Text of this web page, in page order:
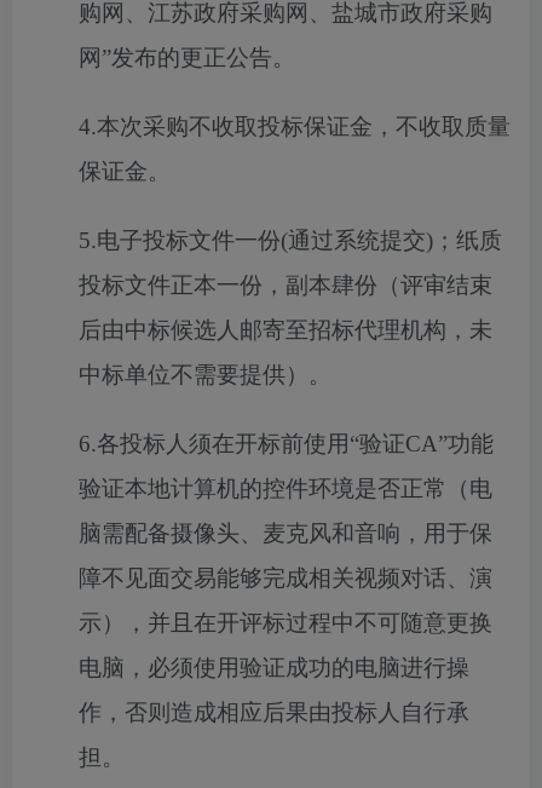
购网、江苏政府采购网、盐城市政府采购
网”发布的更正公告。
4.本次采购不收取投标保证金，不收取质量
保证金。
5.电子投标文件一份(通过系统提交)；纸质
投标文件正本一份，副本肆份（评审结束
后由中标候选人邮寄至招标代理机构 ，未
中标单位不需要提供）。
6.各投标人须在开标前使用“验证CA”功能
验证本地计算机的控件环境是否正常（电
脑需配备摄像头、麦克风和音响，用于保
障不见面交易能够完成相关视频对话、演
示），并且在开评标过程中不可随意更换
电脑，必须使用验证成功的电脑进行操
作，否则造成相应后果由投标人自行承
担。